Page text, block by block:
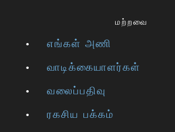
மற்றவை
எங்கள் அணி
வாடிக்கையாளர்கள்
வலைப்பதிவு
ரகசிய பக்கம்